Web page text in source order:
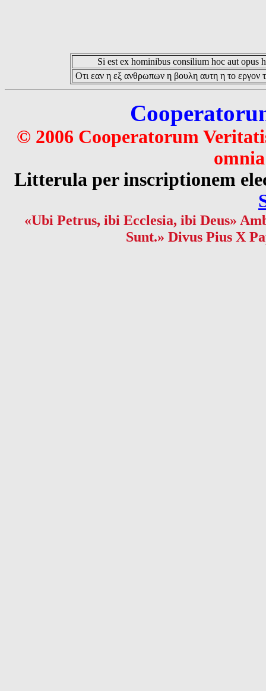
Si est ex hominibus consilium hoc aut opus
Οτι εαν η εξ ανθρωπων η βουλη αυτη η το εργον
© 2006 Cooperatorum
Litterula per inscriptionem
«Ubi Petrus, ibi Ecclesia, ibi Deus»
Sunt.» Divus Pius X